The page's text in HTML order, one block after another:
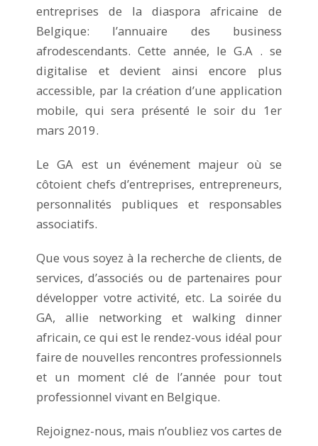
entreprises de la diaspora africaine de
Belgique: l’annuaire des business
afrodescendants. Cette année, le G.A . se
digitalise et devient ainsi encore plus
accessible, par la création d’une application
mobile, qui sera présenté le soir du 1er
mars 2019.
Le GA est un événement majeur où se
côtoient chefs d’entreprises, entrepreneurs,
personnalités publiques et responsables
associatifs.
Que vous soyez à la recherche de clients, de
services, d’associés ou de partenaires pour
développer votre activité, etc. La soirée du
GA, allie networking et walking dinner
africain, ce qui est le rendez-vous idéal pour
faire de nouvelles rencontres professionnels
et un moment clé de l’année pour tout
professionnel vivant en Belgique.
Rejoignez-nous, mais n’oubliez vos cartes de